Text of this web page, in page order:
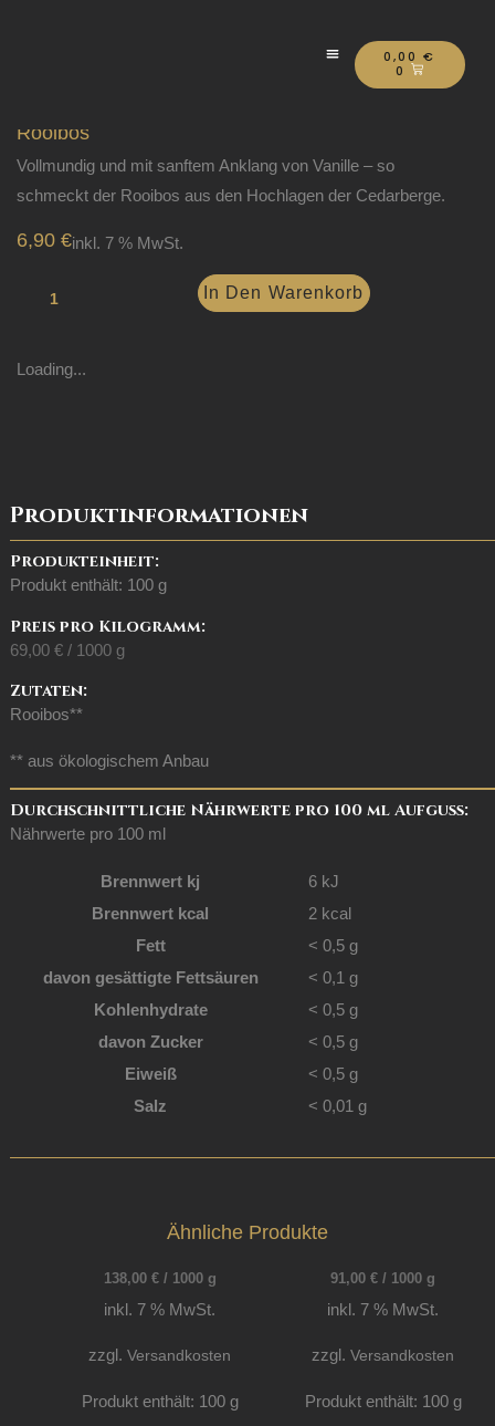
Menü 0,00€
0
Rooibos
Vollmundig und mit sanftem Anklang von Vanille – so
schmeckt der Rooibos aus den Hochlagen der Cedarberge.
6,90 €inkl. 7 % MwSt.
In Den Warenkorb
Loading...
Produktinformationen
Produkteinheit:
Produkt enthält: 100 g
Preis pro Kilogramm:
69,00 €/ 1000 g
Zutaten:
Rooibos**
** aus ökologischem Anbau
Durchschnittliche Nährwerte pro 100 ml Aufguss:
Nährwerte pro 100 ml
Brennwert kj 6 kJ
Brennwert kcal
2 kcal
Fett
< 0,5 g
davon gesättigte Fettsäuren < 0,1 g
Kohlenhydrate
< 0,5 g
davon Zucker < 0,5 g
Eiweiß
< 0,5 g
Salz
< 0,01 g
Ähnliche Produkte
138,00 €/ 1000 g
inkl. 7 % MwSt.
zzgl.Versandkosten
Produkt enthält: 100 g
91,00€ / 1000 g
inkl. 7 % MwSt.
zzgl.Versandkosten
Produkt enthält: 100 g